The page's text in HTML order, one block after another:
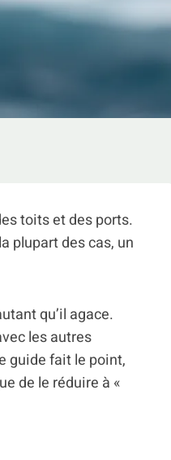
toits et des ports.
plupart des cas, un
qu’il agace.
les autres
guide fait le point,
de le réduire à «